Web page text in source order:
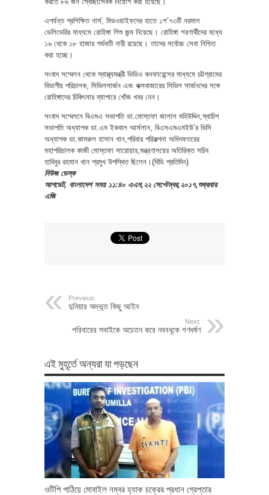
এপর্যন্ত প্রশিক্ষিত নার্স, মিডওয়াইফদের হাতে ১শ’৭৩টি নরমাল
ডেলিভেরির মাধ্যমে রোহিঙ্গা শিশু জন্ম নিয়েছে। রোহিঙ্গা শরণার্থীদের মধ্যে
১৬ থেকে ১৮ হাজার গর্ভবতী নারী রয়েছে। তাদের সর্বোচ্চ সেবা নিশ্চিত
করা হচ্ছে।
সংবাদ সম্মেলন থেকে স্বাস্থ্যমন্ত্রী ভিডিও কনফারেন্সের মাধ্যমে চট্টগ্রামের
বিভাগীয় পরিচালক, সিভিলসার্জন এবং কক্সবাজারের সিভিল সার্জনদের সঙ্গে
রোহিঙ্গাদের চিকিৎসার ব্যাপারে খোঁজ খবর নেন।
সংবাদ সম্মেলনে বিএমএ সভাপতি ডা.মোস্তফা জালাল মহিউদ্দিন,স্বাচিপ
সভাপতি অধ্যাপক ডা.এম ইকবাল আর্সলান, বিএসএমএমইউ’র ভিসি
অধ্যাপক ডা.কামরুল হাসান খান,পরিবার পরিকল্পনা অধিদফতরের
মহাপরিচালক কাজী মোস্তফা সারোয়ার,মন্ত্রণালয়ের অতিরিক্ত সচিব
হাবিবুর রহমান খান প্রমুখ উপস্থিত ছিলেন।(বিডি প্রতিদিন)
নিউজ ডেস্ক
আপডেট, বাংলাদেশ সময় ১১:৪০ এএম,২২ সেপ্টেম্বর,২০১৭,শুক্রবার
এজি
Previous:
দুনিয়ার অদ্ভূত কিছু আইন
Next:
পরিবারের সবাইকে অচেতন করে নববধূকে গণধর্ষণ
এই মুহূর্তে অন্যরা যা পড়ছেন
ওটিপি পাঠিয়ে মোবাইল নম্বর হ্যাক চক্রের প্রধান গ্রেপ্তার